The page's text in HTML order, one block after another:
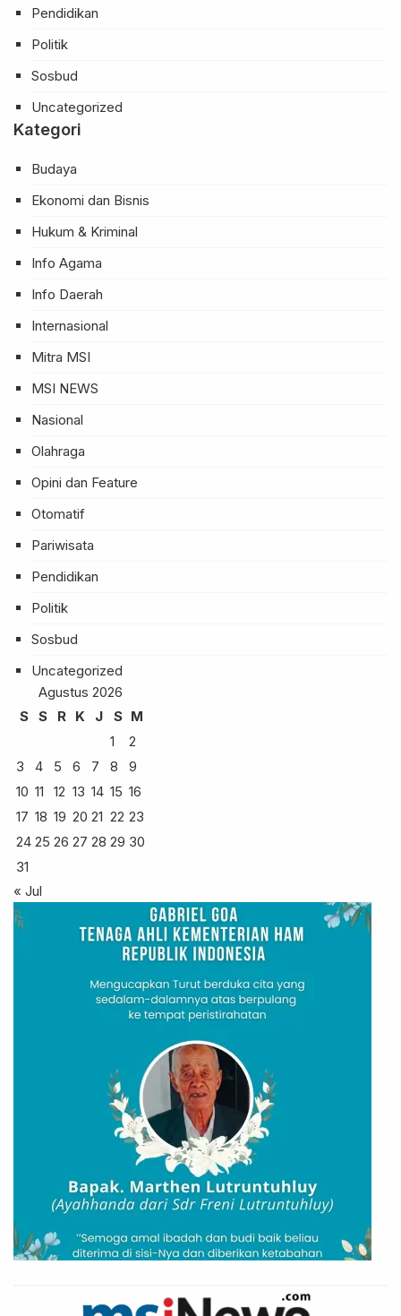
Pendidikan
Politik
Sosbud
Uncategorized
Kategori
Budaya
Ekonomi dan Bisnis
Hukum & Kriminal
Info Agama
Info Daerah
Internasional
Mitra MSI
MSI NEWS
Nasional
Olahraga
Opini dan Feature
Otomatif
Pariwisata
Pendidikan
Politik
Sosbud
Uncategorized
Agustus 2026
S
S R K J S M
1
2
3
4 5 6 7 8
9
10 11 12 13 14 15 16
17 18 19 20 21 22 23
24 25 26 27 28 29 30
31
« Jul